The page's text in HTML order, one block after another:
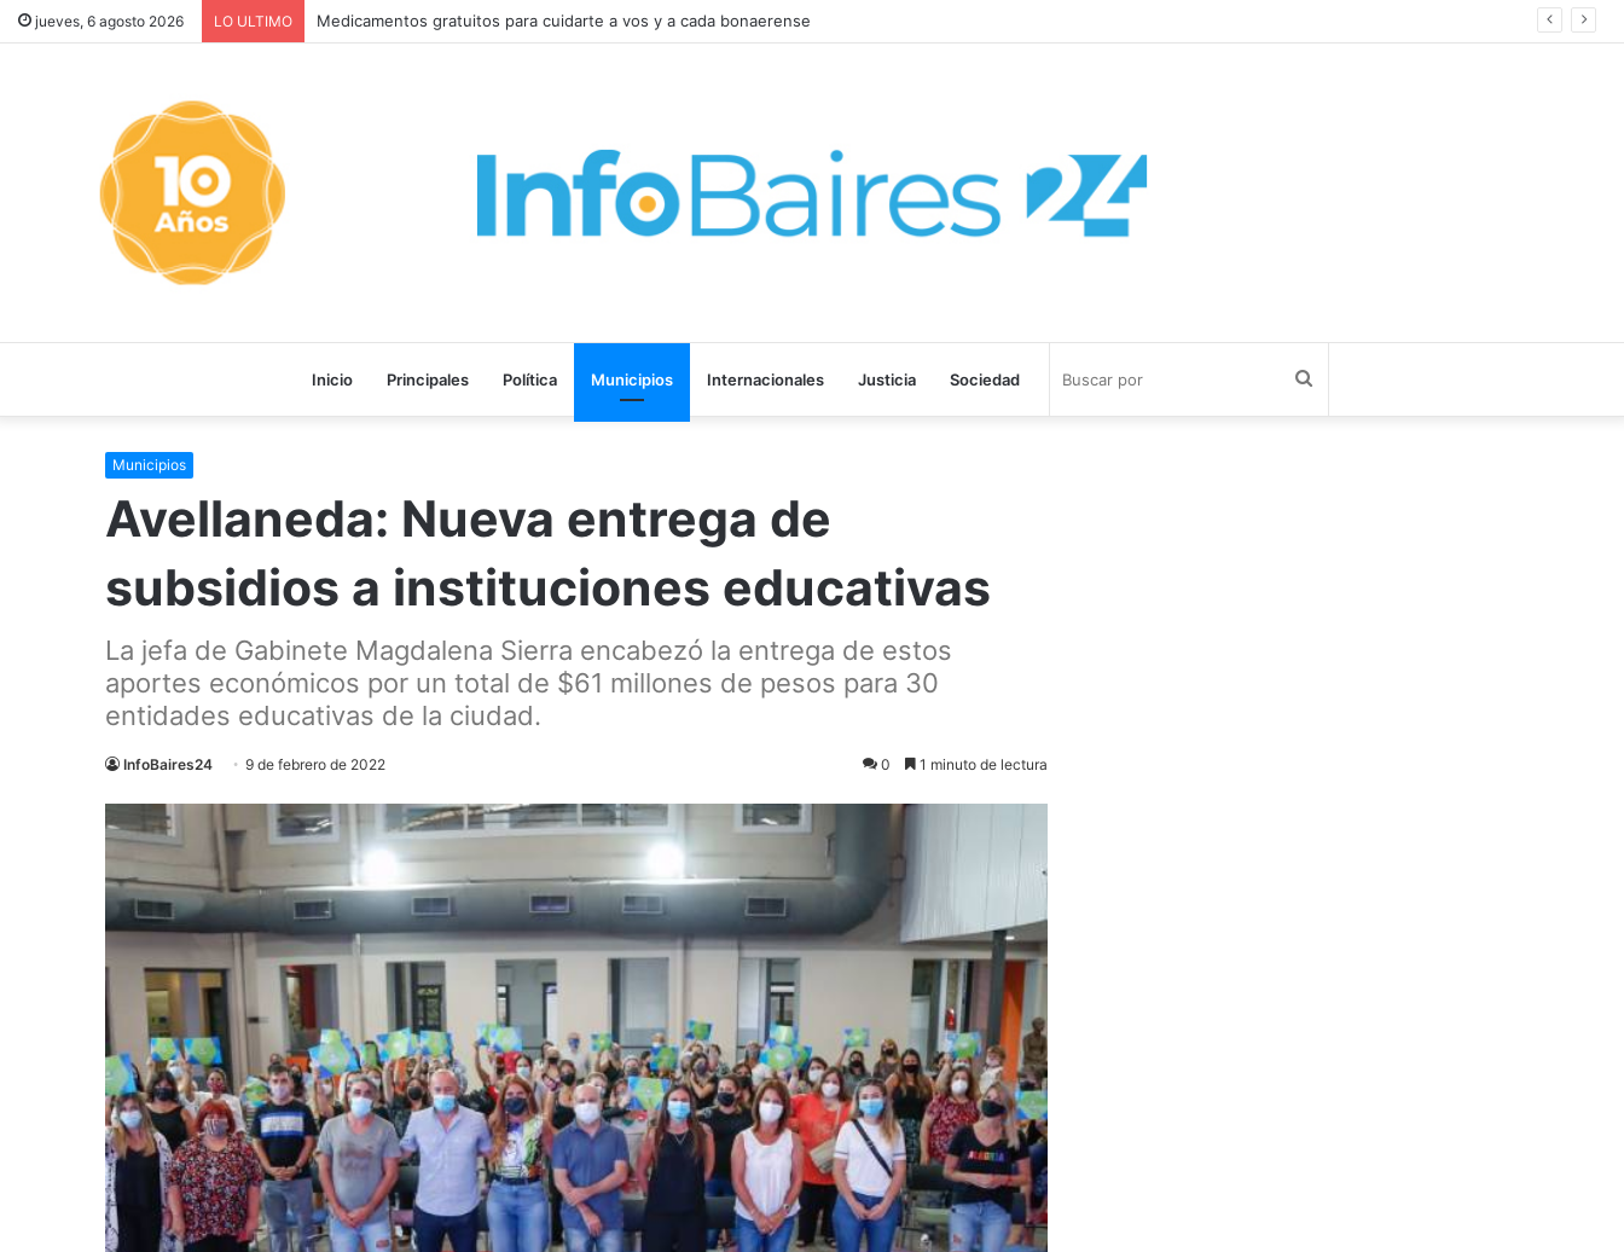
jueves, 6 agosto 2026 LO ULTIMO Milei retira el capítulo sobre la Ley de Tierras para salvar el proyecto de Inviolabilidad de la Propiedad Privada
Inicio Principales Política Municipios Internacionales Justicia Sociedad
Municipios
Avellaneda: Nueva entrega de
subsidios a instituciones educativas
La jefa de Gabinete Magdalena Sierra encabezó la entrega de estos
aportes económicos por un total de $61 millones de pesos para 30
entidades educativas de la ciudad.
InfoBaires24 9 de febrero de 2022 0 1 minuto de lectura